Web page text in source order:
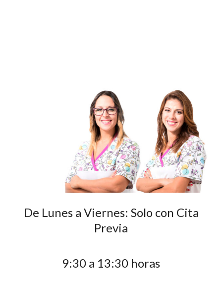
De Lunes a Viernes: Solo con Cita
Previa
9:30 a 13:30 horas